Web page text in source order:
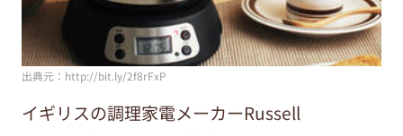
出典元：http://bit.ly/2f8rFxP
イギリスの調理家電メーカーRussell